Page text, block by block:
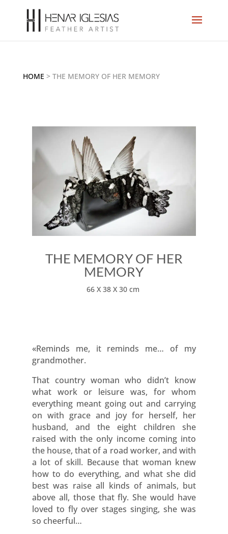
HOME > THE MEMORY OF HER MEMORY
THE MEMORY OF HER
MEMORY
66 X 38 X 30 cm
«Reminds me, it reminds me… of my
grandmother.
That country woman who didn’t know
what work or leisure was, for whom
everything meant going out and carrying
on with grace and joy for herself, her
husband, and the eight children she
raised with the only income coming into
the house, that of a road worker, and with
a lot of skill. Because that woman knew
how to do everything, and what she did
best was raise all kinds of animals, but
above all, those that fly. She would have
loved to fly over stages singing, she was
so cheerful…